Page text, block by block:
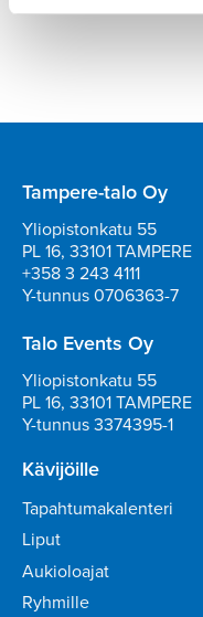
Tampere-talo Oy
Yliopistonkatu 55
PL 16, 33101 TAMPERE
+358 3 243 4111
Y-tunnus 0706363-7
Talo Events Oy
Yliopistonkatu 55
PL 16, 33101 TAMPERE
Y-tunnus 3374395-1
Kävijöille
Tapahtumakalenteri
Liput
Aukioloajat
Ryhmille